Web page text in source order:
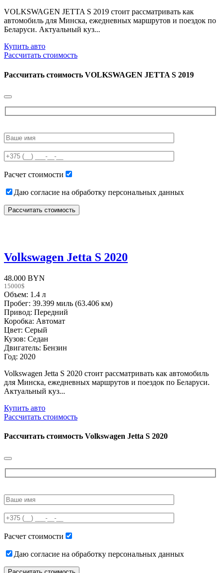
VOLKSWAGEN JETTA S 2019 стоит рассматривать как
автомобиль для Минска, ежедневных маршрутов и поездок по
Беларуси. Актуальный куз...
Купить авто
Рассчитать стоимость
Рассчитать стоимость VOLKSWAGEN JETTA S 2019
leave
field
empty.
Расчет стоимости
Даю согласие на обработку персональных данных
Volkswagen Jetta S 2020
48.000 BYN
15000$
Объем: 1.4 л
Пробег: 39.399 миль (63.406 км)
Привод: Передний
Коробка: Автомат
Цвет: Серый
Кузов: Седан
Двигатель: Бензин
Год: 2020
Volkswagen Jetta S 2020 стоит рассматривать как автомобиль
для Минска, ежедневных маршрутов и поездок по Беларуси.
Актуальный куз...
Купить авто
Рассчитать стоимость
Рассчитать стоимость Volkswagen Jetta S 2020
leave
field
empty.
Расчет стоимости
Даю согласие на обработку персональных данных